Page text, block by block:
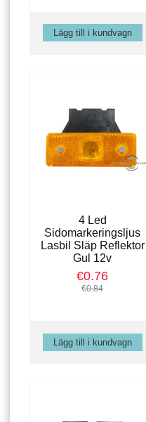
4 Led
Sidomarkeringsljus
Lasbil Släp Reflektor
Gul 12v
€0.76
€0.84